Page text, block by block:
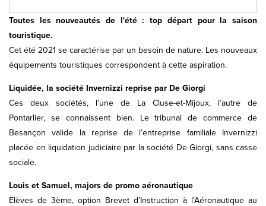
Toutes les nouveautés de l'été : top départ pour la saison
touristique.
Cet été 2021 se caractérise par un besoin de nature. Les nouveaux
équipements touristiques correspondent à cette aspiration.
Liquidée, la société Invernizzi reprise par De Giorgi
Ces deux sociétés, l’une de La Cluse-et-Mijoux, l’autre de
Pontarlier, se connaissent bien. Le tribunal de commerce de
Besançon valide la reprise de l’entreprise familiale Invernizzi
placée en liquidation judiciaire par la société De Giorgi, sans casse
sociale.
Louis et Samuel, majors de promo aéronautique
Elèves de 3ème, option Brevet d’Instruction à l’Aéronautique au